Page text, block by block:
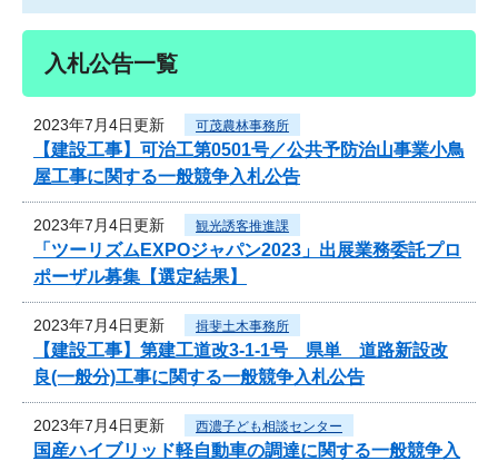
入札公告一覧
2023年7月4日更新 可茂農林事務所
【建設工事】可治工第0501号／公共予防治山事業小鳥
屋工事に関する一般競争入札公告
2023年7月4日更新 観光誘客推進課
「ツーリズムEXPOジャパン2023」出展業務委託プロ
ポーザル募集【選定結果】
2023年7月4日更新 揖斐土木事務所
【建設工事】第建工道改3-1-1号 県単 道路新設改
良(一般分)工事に関する一般競争入札公告
2023年7月4日更新 西濃子ども相談センター
国産ハイブリッド軽自動車の調達に関する一般競争入